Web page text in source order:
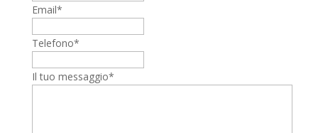
Email*
Telefono*
Il tuo messaggio*